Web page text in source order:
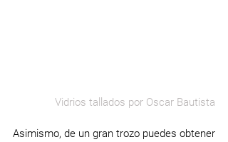
Vidrios tallados por Oscar Bautista
Asimismo, de un gran trozo puedes obtener